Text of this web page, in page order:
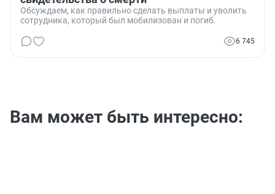
Обсуждаем, как правильно сделать выплаты и уволить
сотрудника, который был мобилизован и погиб.
6 745
Вам может быть интересно: